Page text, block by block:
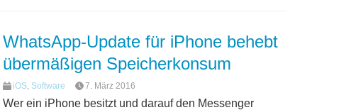
WhatsApp-Update für iPhone behebt
übermäßigen Speicherkonsum
iOS, Software 7. März 2016
Wer ein iPhone besitzt und darauf den Messenger